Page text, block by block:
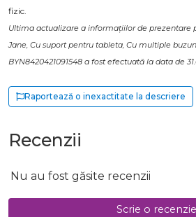
fizic.
Ultima actualizare a informațiilor de prezentare
Jane, Cu suport pentru tableta, Cu multiple
BYN8420421091548 a fost efectuată la data de
Raportează o inexactitate la descriere
Recenzii
Nu au fost găsite recenzii
Scrie o recenzie